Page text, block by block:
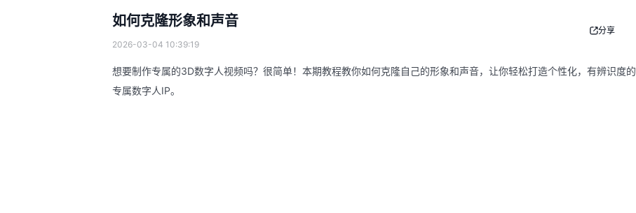
如何克隆形象和声音
2026-03-04 10:39:19
分享
想要制作专属的3D数字人视频吗？很简单！本期教程教你如何克隆自己的形象和声音，让你轻松打造个性化，有辨识度的
专属数字人IP。